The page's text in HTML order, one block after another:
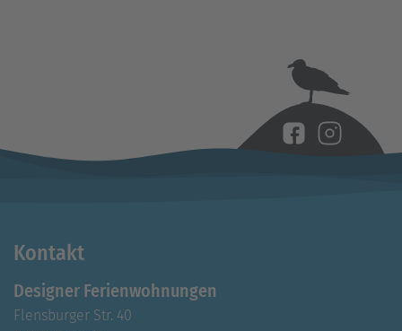
Kontakt
Designer Ferienwohnungen
Flensburger Str. 40